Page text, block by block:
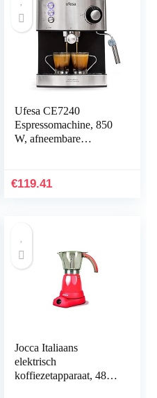
Ufesa CE7240
Espressomachine, 850
W, afneembare
gebruiksmogelijkheden
Inox
€119.41
Jocca Italiaans
elektrisch
koffiezetapparaat, 480